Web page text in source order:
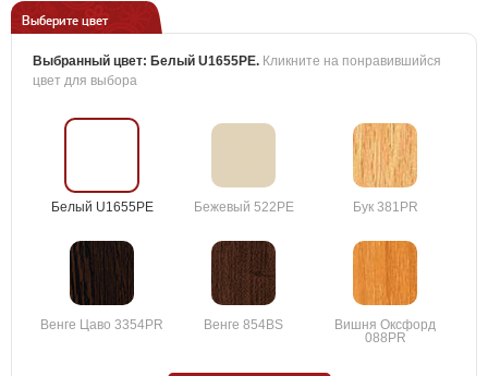
Выберите цвет
Выбранный цвет: Белый U1655PE. Кликните на понравившийся
цвет для выбора
Белый U1655PE Бежевый 522PE Бук 381PR
Венге Цаво 3354PR Венге 854BS
Вишня Оксфорд
088PR